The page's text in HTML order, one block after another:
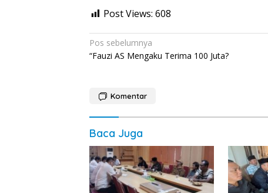
Post Views: 608
Navigasi
pos
Pos sebelumnya
“Fauzi AS Mengaku Terima 100 Juta?
Komentar
Baca Juga